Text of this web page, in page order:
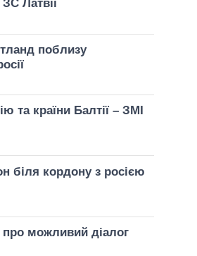
Латвії
поблизу
та країни Балтії – ЗМІ
біля кордону з росією
про можливий діалог